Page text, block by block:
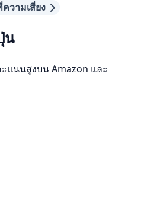
วามเสี่ยง
น
แนนสูงบน Amazon และ